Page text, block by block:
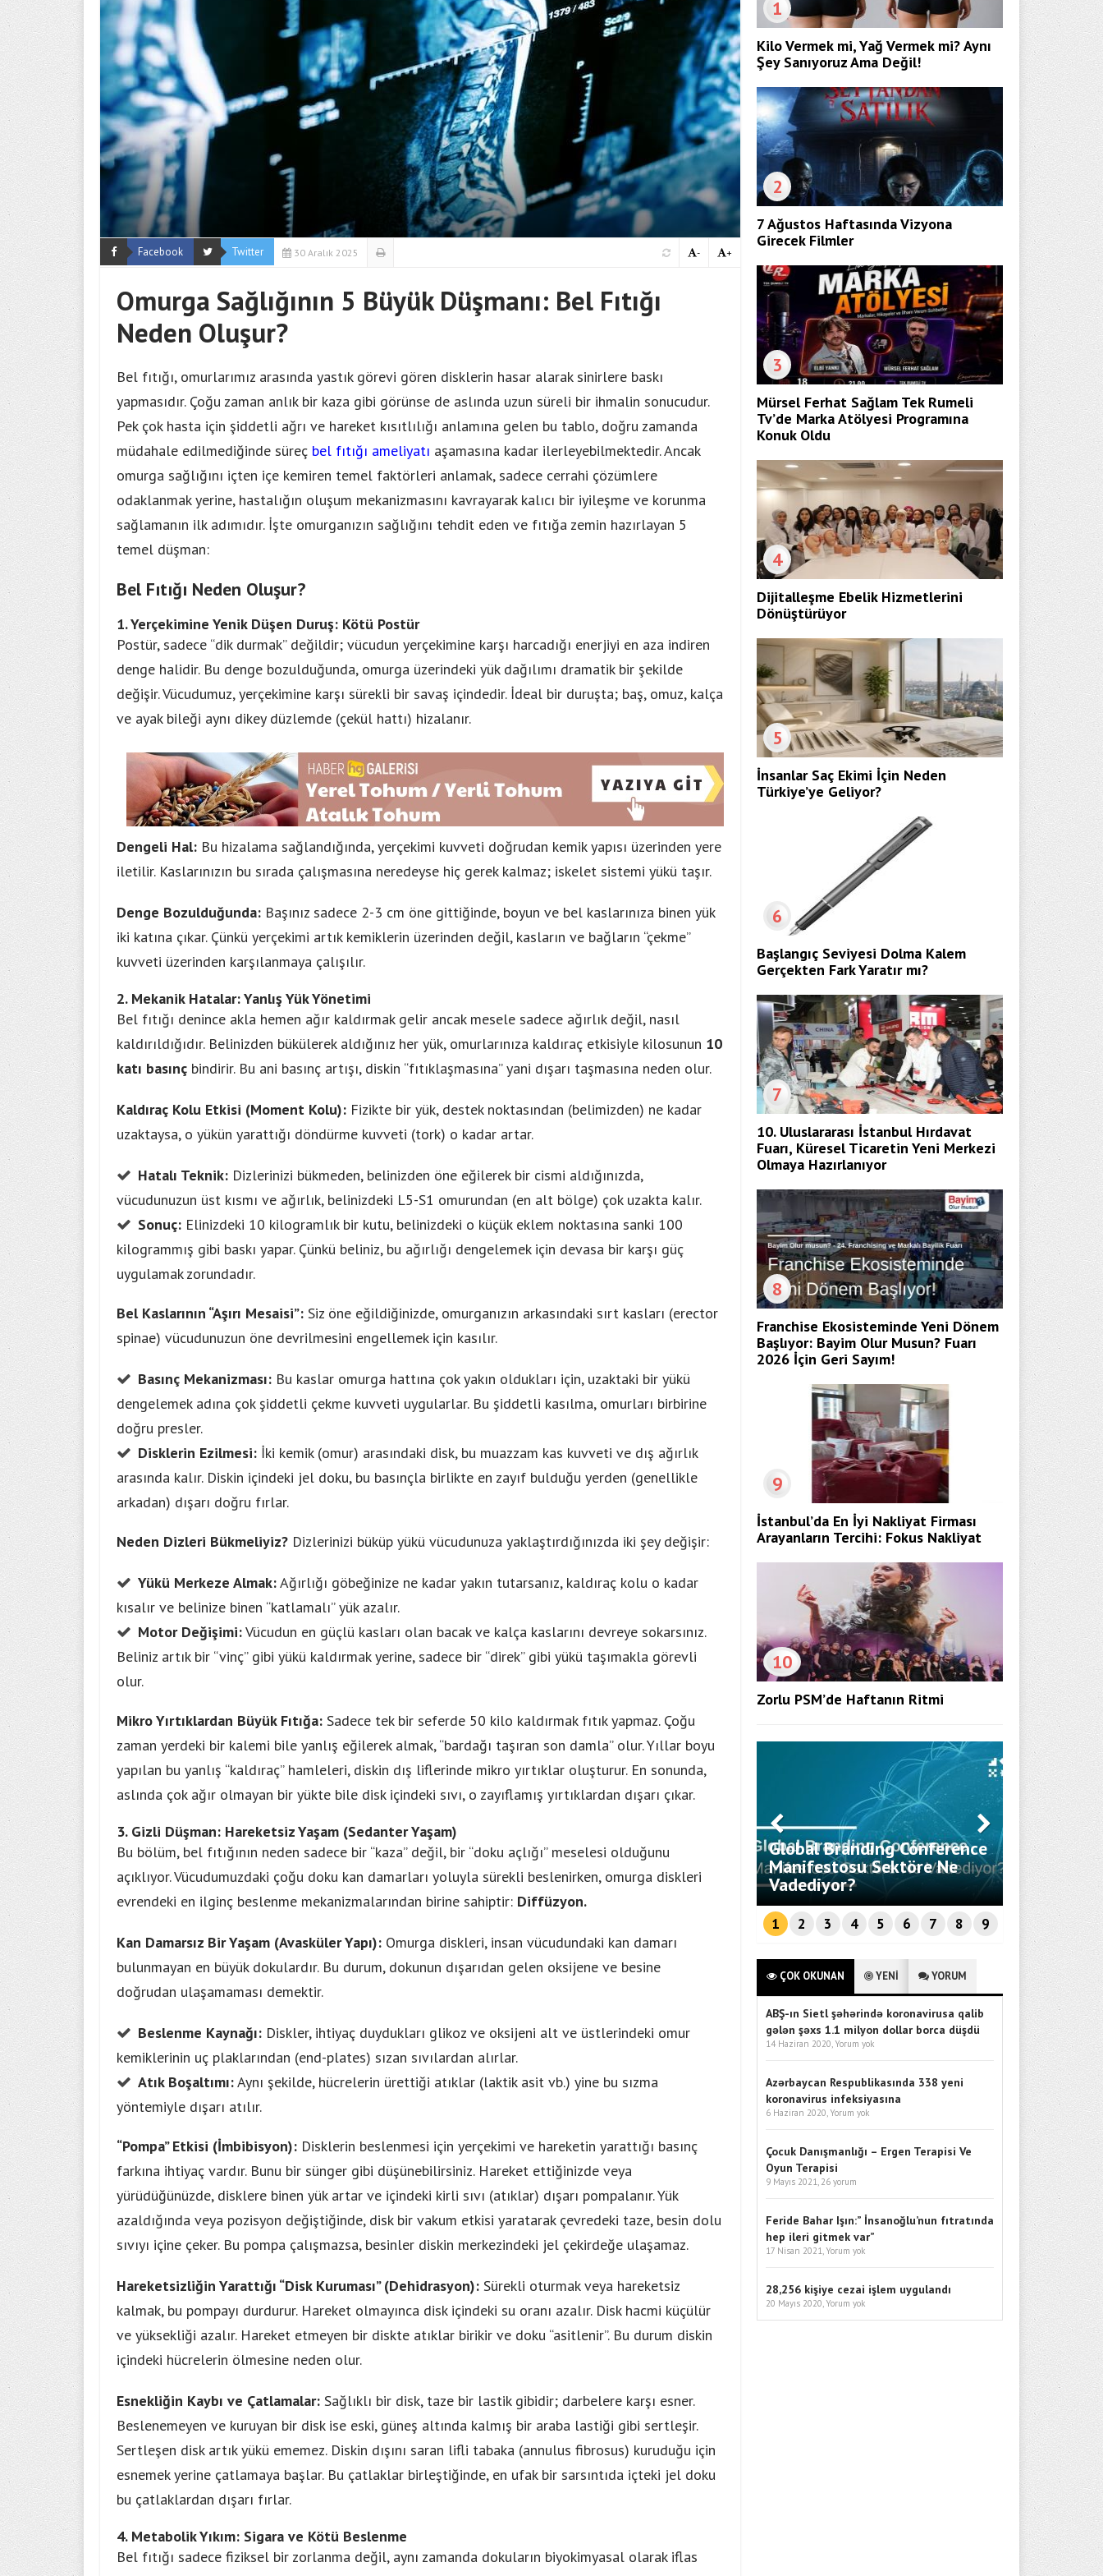
Facebook Twitter 30 Aralık 2025 +
-
Omurga Sağlığının 5 Büyük Düşmanı: Bel Fıtığı
Neden Oluşur?
Bel fıtığı, omurlarımız arasında yastık görevi gören disklerin hasar alarak sinirlere baskı
yapmasıdır. Çoğu zaman anlık bir kaza gibi görünse de aslında uzun süreli bir ihmalin sonucudur.
Pek çok hasta için şiddetli ağrı ve hareket kısıtlılığı anlamına gelen bu tablo, doğru zamanda
müdahale edilmediğinde süreç bel fıtığı ameliyatı aşamasına kadar ilerleyebilmektedir. Ancak
omurga sağlığını içten içe kemiren temel faktörleri anlamak, sadece cerrahi çözümlere
odaklanmak yerine, hastalığın oluşum mekanizmasını kavrayarak kalıcı bir iyileşme ve korunma
sağlamanın ilk adımıdır. İşte omurganızın sağlığını tehdit eden ve fıtığa zemin hazırlayan 5
temel düşman:
Bel Fıtığı Neden Oluşur?
1. Yerçekimine Yenik Düşen Duruş: Kötü Postür
Postür, sadece “dik durmak” değildir; vücudun yerçekimine karşı harcadığı enerjiyi en aza indiren
denge halidir. Bu denge bozulduğunda, omurga üzerindeki yük dağılımı dramatik bir şekilde
değişir. Vücudumuz, yerçekimine karşı sürekli bir savaş içindedir. İdeal bir duruşta; baş, omuz, kalça
ve ayak bileği aynı dikey düzlemde (çekül hattı) hizalanır.
Dengeli Hal: Bu hizalama sağlandığında, yerçekimi kuvveti doğrudan kemik yapısı üzerinden yere
iletilir. Kaslarınızın bu sırada çalışmasına neredeyse hiç gerek kalmaz; iskelet sistemi yükü taşır.
Denge Bozulduğunda: Başınız sadece 2-3 cm öne gittiğinde, boyun ve bel kaslarınıza binen yük
iki katına çıkar. Çünkü yerçekimi artık kemiklerin üzerinden değil, kasların ve bağların “çekme”
kuvveti üzerinden karşılanmaya çalışılır.
2. Mekanik Hatalar: Yanlış Yük Yönetimi
Bel fıtığı denince akla hemen ağır kaldırmak gelir ancak mesele sadece ağırlık değil, nasıl
kaldırıldığıdır. Belinizden bükülerek aldığınız her yük, omurlarınıza kaldıraç etkisiyle kilosunun 10
katı basınç bindirir. Bu ani basınç artışı, diskin “fıtıklaşmasına” yani dışarı taşmasına neden olur.
Kaldıraç Kolu Etkisi (Moment Kolu): Fizikte bir yük, destek noktasından (belimizden) ne kadar
uzaktaysa, o yükün yarattığı döndürme kuvveti (tork) o kadar artar.
Hatalı Teknik: Dizlerinizi bükmeden, belinizden öne eğilerek bir cismi aldığınızda,
vücudunuzun üst kısmı ve ağırlık, belinizdeki L5-S1 omurundan (en alt bölge) çok uzakta kalır.
Sonuç: Elinizdeki 10 kilogramlık bir kutu, belinizdeki o küçük eklem noktasına sanki 100
kilogrammış gibi baskı yapar. Çünkü beliniz, bu ağırlığı dengelemek için devasa bir karşı güç
uygulamak zorundadır.
Bel Kaslarının “Aşırı Mesaisi”: Siz öne eğildiğinizde, omurganızın arkasındaki sırt kasları (erector
spinae) vücudunuzun öne devrilmesini engellemek için kasılır.
Basınç Mekanizması: Bu kaslar omurga hattına çok yakın oldukları için, uzaktaki bir yükü
dengelemek adına çok şiddetli çekme kuvveti uygularlar. Bu şiddetli kasılma, omurları birbirine
doğru presler.
Disklerin Ezilmesi: İki kemik (omur) arasındaki disk, bu muazzam kas kuvveti ve dış ağırlık
arasında kalır. Diskin içindeki jel doku, bu basınçla birlikte en zayıf bulduğu yerden (genellikle
arkadan) dışarı doğru fırlar.
Neden Dizleri Bükmeliyiz? Dizlerinizi büküp yükü vücudunuza yaklaştırdığınızda iki şey değişir:
Yükü Merkeze Almak:Ağırlığı göbeğinize ne kadar yakın tutarsanız, kaldıraç kolu o kadar
kısalır ve belinize binen “katlamalı” yük azalır.
Motor Değişimi:Vücudun en güçlü kasları olan bacak ve kalça kaslarını devreye sokarsınız.
Beliniz artık bir “vinç” gibi yükü kaldırmak yerine, sadece bir “direk” gibi yükü taşımakla görevli
olur.
Mikro Yırtıklardan Büyük Fıtığa: Sadece tek bir seferde 50 kilo kaldırmak fıtık yapmaz. Çoğu
zaman yerdeki bir kalemi bile yanlış eğilerek almak, “bardağı taşıran son damla” olur. Yıllar boyu
yapılan bu yanlış “kaldıraç” hamleleri, diskin dış liflerinde mikro yırtıklar oluşturur. En sonunda,
aslında çok ağır olmayan bir yükte bile disk içindeki sıvı, o zayıflamış yırtıklardan dışarı çıkar.
3. Gizli Düşman: Hareketsiz Yaşam (Sedanter Yaşam)
Bu bölüm, bel fıtığının neden sadece bir “kaza” değil, bir “doku açlığı” meselesi olduğunu
açıklıyor. Vücudumuzdaki çoğu doku kan damarları yoluyla sürekli beslenirken, omurga diskleri
evrendeki en ilginç beslenme mekanizmalarından birine sahiptir: Diffüzyon.
Kan Damarsız Bir Yaşam (Avasküler Yapı): Omurga diskleri, insan vücudundaki kan damarı
bulunmayan en büyük dokulardır. Bu durum, dokunun dışarıdan gelen oksijene ve besine
doğrudan ulaşamaması demektir.
Beslenme Kaynağı: Diskler, ihtiyaç duydukları glikoz ve oksijeni alt ve üstlerindeki omur
kemiklerinin uç plaklarından (end-plates) sızan sıvılardan alırlar.
Atık Boşaltımı:Aynı şekilde, hücrelerin ürettiği atıklar (laktik asit vb.) yine bu sızma
yöntemiyle dışarı atılır.
“Pompa” Etkisi (İmbibisyon): Disklerin beslenmesi için yerçekimi ve hareketin yarattığı basınç
farkına ihtiyaç vardır. Bunu bir sünger gibi düşünebilirsiniz. Hareket ettiğinizde veya
yürüdüğünüzde, disklere binen yük artar ve içindeki kirli sıvı (atıklar) dışarı pompalanır. Yük
azaldığında veya pozisyon değiştiğinde, disk bir vakum etkisi yaratarak çevredeki taze, besin dolu
sıvıyı içine çeker. Bu pompa çalışmazsa, besinler diskin merkezindeki jel çekirdeğe ulaşamaz.
Hareketsizliğin Yarattığı “Disk Kuruması” (Dehidrasyon): Sürekli oturmak veya hareketsiz
kalmak, bu pompayı durdurur. Hareket olmayınca disk içindeki su oranı azalır. Disk hacmi küçülür
ve yüksekliği azalır. Hareket etmeyen bir diskte atıklar birikir ve doku “asitlenir”. Bu durum diskin
içindeki hücrelerin ölmesine neden olur.
Esnekliğin Kaybı ve Çatlamalar: Sağlıklı bir disk, taze bir lastik gibidir; darbelere karşı esner.
Beslenemeyen ve kuruyan bir disk ise eski, güneş altında kalmış bir araba lastiği gibi sertleşir.
Sertleşen disk artık yükü ememez. Diskin dışını saran lifli tabaka (annulus fibrosus) kuruduğu için
esnemek yerine çatlamaya başlar. Bu çatlaklar birleştiğinde, en ufak bir sarsıntıda içteki jel doku
bu çatlaklardan dışarı fırlar.
4. Metabolik Yıkım: Sigara ve Kötü Beslenme
Bel fıtığı sadece fiziksel bir zorlanma değil, aynı zamanda dokuların biyokimyasal olarak iflas
1
Kilo Vermek mi, Yağ Vermek mi? Aynı
Şey Sanıyoruz Ama Değil!
2
7 Ağustos Haftasında Vizyona
Girecek Filmler
3
Mürsel Ferhat Sağlam Tek Rumeli
Tv’de Marka Atölyesi Programına
Konuk Oldu
4
Dijitalleşme Ebelik Hizmetlerini
Dönüştürüyor
5
İnsanlar Saç Ekimi İçin Neden
Türkiye’ye Geliyor?
6
Başlangıç Seviyesi Dolma Kalem
Gerçekten Fark Yaratır mı?
7
10. Uluslararası İstanbul Hırdavat
Fuarı, Küresel Ticaretin Yeni Merkezi
Olmaya Hazırlanıyor
8
Franchise Ekosisteminde Yeni Dönem
Başlıyor: Bayim Olur Musun? Fuarı
2026 İçin Geri Sayım!
9
İstanbul’da En İyi Nakliyat Firması
Arayanların Tercihi: Fokus Nakliyat
10
Zorlu PSM’de Haftanın Ritmi
Manevi Yolculukta Yeni
Dönem
Global Branding Conference
Manifestosu Sektöre Ne
Vadediyor?
Savunma
1 2 3 4 5 6 7 8 9
ÇOK OKUNAN YENİ YORUM
ABŞ-ın Sietl şəhərində koronavirusa qalib
gələn şəxs 1.1 milyon dollar borca düşdü
14 Haziran 2020, Yorum yok
Azərbaycan Respublikasında 338 yeni
koronavirus infeksiyasına
6 Haziran 2020, Yorum yok
Çocuk Danışmanlığı – Ergen Terapisi Ve
Oyun Terapisi
9 Mayıs 2021, 26 yorum
Feride Bahar Işın:” İnsanoğlu’nun fıtratında
hep ileri gitmek var”
17 Nisan 2021, Yorum yok
28,256 kişiye cezai işlem uygulandı
20 Mayıs 2020, Yorum yok